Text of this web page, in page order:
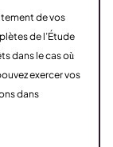
de vos
de l’Étude
dans le cas où
exercer vos
dans